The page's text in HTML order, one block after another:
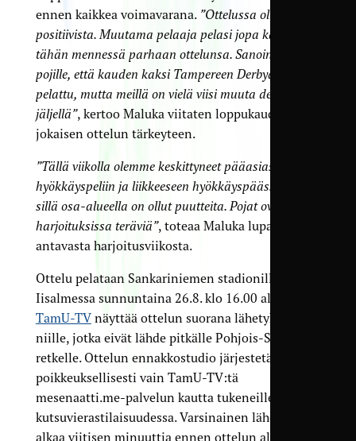
ennen kaikkea voimavarana. ”Ottelussa oli paljon
positiivista. Muutama pelaaja pelasi jopa kauden
tähän mennessä parhaan ottelunsa. Sanoinkin
pojille, että kauden kaksi Tampereen Derbyä on nyt
pelattu, mutta meillä on vielä viisi muuta derbyä
jäljellä”, kertoo Maluka viitaten loppukauden
jokaisen ottelun tärkeyteen.
”Tällä viikolla olemme keskittyneet pääasiassa
hyökkäyspeliin ja liikkeeseen hyökkäyspäässä, koska
sillä osa-alueella on ollut puutteita. Pojat ovat olleet
harjoituksissa teräviä”, toteaa Maluka lupauksia
antavasta harjoitusviikosta.
Ottelu pelataan Sankariniemen stadionilla
Iisalmessa sunnuntaina 26.8. klo 16.00 alkaen.
TamU-TVnäyttää ottelun suorana lähetyksenä
niille, jotka eivät lähde pitkälle Pohjois-Savon
retkelle. Ottelun ennakkostudio järjestetään
poikkeuksellisesti vain TamU-TV:tä
mesenaatti.me-palvelun kautta tukeneille omassa
kutsuvierastilaisuudessa. Varsinainen lähetys
alkaa viitisen minuuttia ennen ottelun alkua, ja